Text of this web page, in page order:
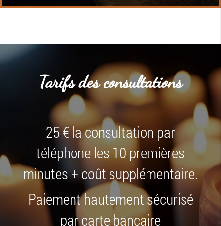
Tarifs des consultations
25 € la consultation par
téléphone les 10 premières
minutes + coût supplémentaire.
Paiement hautement sécurisé
par carte bancaire